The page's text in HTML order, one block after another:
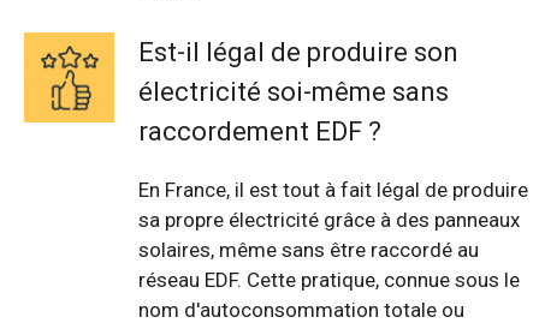
Est-il légal de produire son
électricité soi-même sans
raccordement EDF ?
En France, il est tout à fait légal de produire
sa propre électricité grâce à des panneaux
solaires, même sans être raccordé au
réseau EDF. Cette pratique, connue sous le
nom d'autoconsommation totale ou